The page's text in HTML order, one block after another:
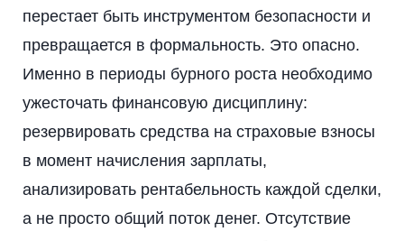
перестает быть инструментом безопасности и
превращается в формальность. Это опасно.
Именно в периоды бурного роста необходимо
ужесточать финансовую дисциплину:
резервировать средства на страховые взносы
в момент начисления зарплаты,
анализировать рентабельность каждой сделки,
а не просто общий поток денег. Отсутствие